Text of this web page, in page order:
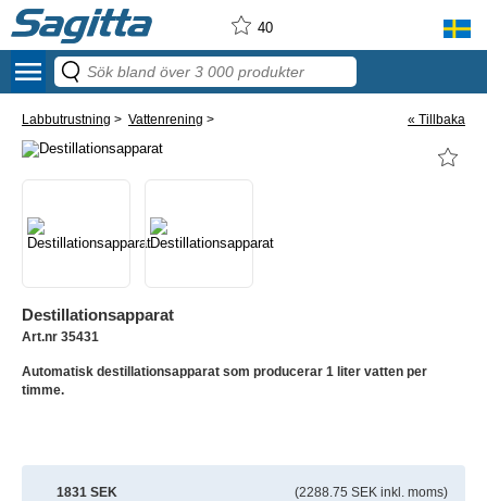
40
menu
Labbutrustning > Vattenrening > « Tillbaka
Destillationsapparat
Art.nr 35431
Automatisk destillationsapparat som producerar 1 liter vatten per
timme.
1831 SEK (2288.75 SEK inkl. moms)